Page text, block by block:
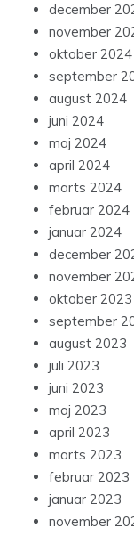
december
november
oktober 2024
september
august 2024
juni 2024
maj 2024
april 2024
marts 2024
februar 2024
januar 2024
december
november
oktober 2023
september
august 2023
juli 2023
juni 2023
maj 2023
april 2023
marts 2023
februar 2023
januar 2023
november